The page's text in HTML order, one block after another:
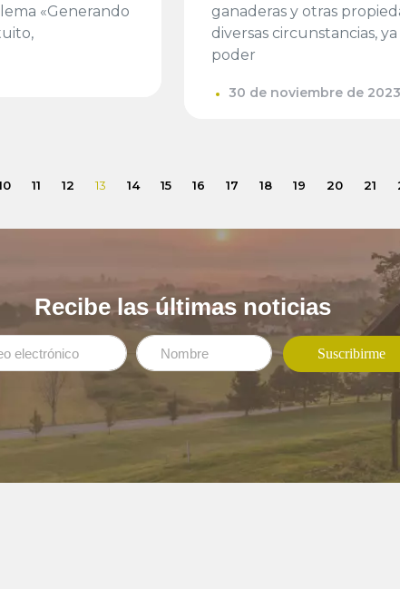
«Generando
ganaderas y otras
diversas circunstancias,
poder
30 de noviembre de 2023
11 12 13 14 15 16 17 18 19 20 21
Recibe las últimas noticias